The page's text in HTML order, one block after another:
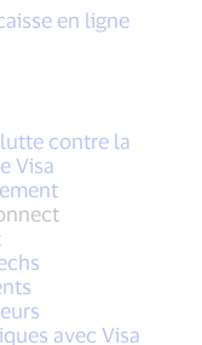
en ligne
contre la
Visa
avec Visa